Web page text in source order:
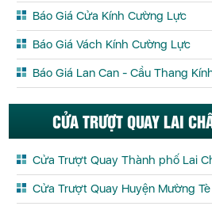
Báo Giá Cửa Kính Cường Lực
Báo Giá Vách Kính Cường Lực
Báo Giá Lan Can - Cầu Thang
CỬA TRƯỢT QUAY LAI
Cửa Trượt Quay Thành phố Lai
Cửa Trượt Quay Huyện Mường Tè